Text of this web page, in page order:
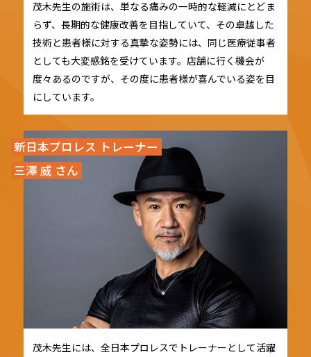
茂木先生の施術は、単なる痛みの一時的な軽減にとどま
らず、長期的な健康改善を目指していて、その卓越した
技術と患者様に対する真摯な姿勢には、同じ医療従事者
としても大変感銘を受けています。店舗に行く機会が
度々あるのですが、その度に患者様が喜んでいる姿を目
にしています。
新日本プロレス トレーナー
三澤 威 さん
茂木先生には、全日本プロレスでトレーナーとして活躍